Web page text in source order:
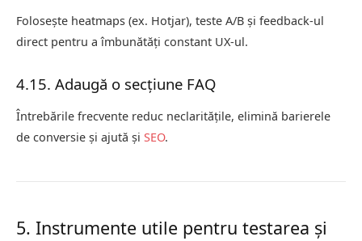
Folosește heatmaps (ex. Hotjar), teste A/B și feedback-ul
direct pentru a îmbunătăți constant UX-ul.
4.15. Adaugă o secțiune FAQ
Întrebările frecvente reduc neclaritățile, elimină barierele
de conversie și ajută și SEO.
5. Instrumente utile pentru testarea și